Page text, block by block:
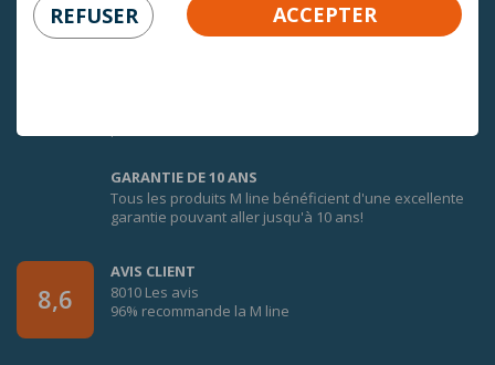
REFUSER ACCEPTER
GARANTIE DE 10 ANS
Tous les produits M line bénéficient d'une excellente
garantie pouvant aller jusqu'à 10 ans!
8,6
AVIS CLIENT
8010 Les avis
96% recommande la M line